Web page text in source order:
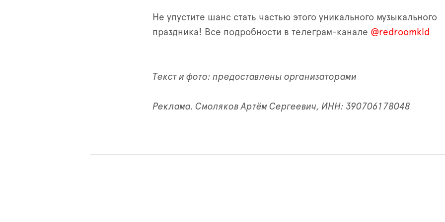
Не упустите шанс стать частью этого уникального музыкального
праздника! Все подробности в телеграм-канале @redroomkld
Текст и фото: предоставлены организаторами
Реклама. Смоляков Артём Сергеевич, ИНН: 390706178048